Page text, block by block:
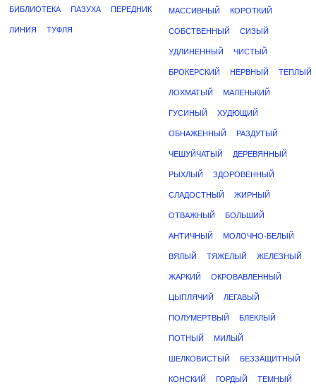
БИБЛИОТЕКА ПАЗУХА ПЕРЕДНИК
ЛИНИЯ ТУФЛЯ
МАССИВНЫЙ КОРОТКИЙ
СОБСТВЕННЫЙ СИЗЫЙ
УДЛИНЕННЫЙ ЧИСТЫЙ
БРОКЕРСКИЙ НЕРВНЫЙ ТЕПЛЫЙ
ЛОХМАТЫЙ МАЛЕНЬКИЙ
ГУСИНЫЙ ХУДЮЩИЙ
ОБНАЖЕННЫЙ РАЗДУТЫЙ
ЧЕШУЙЧАТЫЙ ДЕРЕВЯННЫЙ
РЫХЛЫЙ ЗДОРОВЕННЫЙ
СЛАДОСТНЫЙ ЖИРНЫЙ
ОТВАЖНЫЙ БОЛЬШИЙ
АНТИЧНЫЙ МОЛОЧНО-БЕЛЫЙ
ВЯЛЫЙ ТЯЖЕЛЫЙ ЖЕЛЕЗНЫЙ
ЖАРКИЙ ОКРОВАВЛЕННЫЙ
ЦЫПЛЯЧИЙ ЛЕГАВЫЙ
ПОЛУМЕРТВЫЙ БЛЕКЛЫЙ
ПОТНЫЙ МИЛЫЙ
ШЕЛКОВИСТЫЙ БЕЗЗАЩИТНЫЙ
КОНСКИЙ ГОРДЫЙ ТЕМНЫЙ